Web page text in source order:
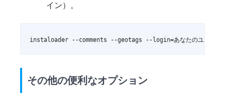
イン）。
instaloader --comments --geotags --login=あなたのユーザー
その他の便利なオプション